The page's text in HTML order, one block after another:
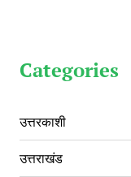
Categories
उत्तरकाशी
उत्तराखंड